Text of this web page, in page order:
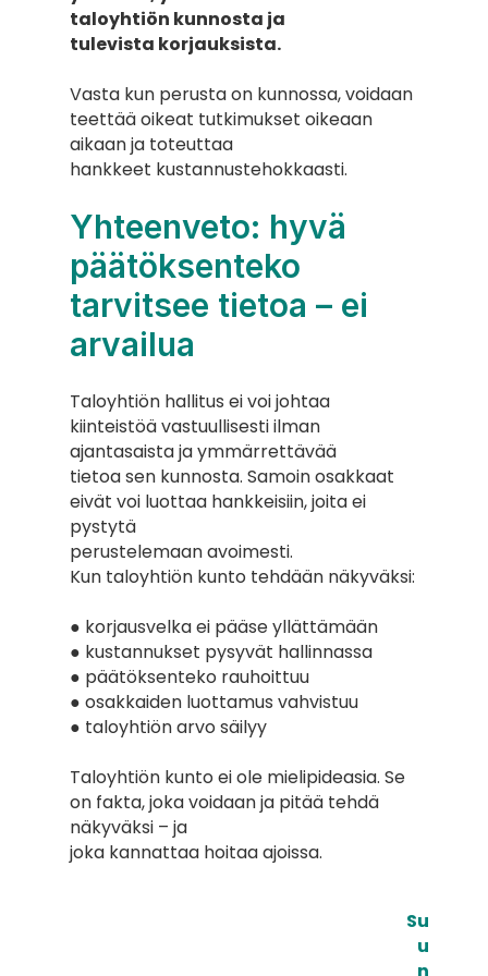
taloyhtiön kunnosta ja
tulevista korjauksista.
Vasta kun perusta on kunnossa, voidaan
teettää oikeat tutkimukset oikeaan
aikaan ja toteuttaa
hankkeet kustannustehokkaasti.
Yhteenveto: hyvä
päätöksenteko
tarvitsee tietoa – ei
arvailua
Taloyhtiön hallitus ei voi johtaa
kiinteistöä vastuullisesti ilman
ajantasaista ja ymmärrettävää
tietoa sen kunnosta. Samoin osakkaat
eivät voi luottaa hankkeisiin, joita ei
pystytä
perustelemaan avoimesti.
Kun taloyhtiön kunto tehdään näkyväksi:
● korjausvelka ei pääse yllättämään
● kustannukset pysyvät hallinnassa
● päätöksenteko rauhoittuu
● osakkaiden luottamus vahvistuu
● taloyhtiön arvo säilyy
Taloyhtiön kunto ei ole mielipideasia. Se
on fakta, joka voidaan ja pitää tehdä
näkyväksi – ja
joka kannattaa hoitaa ajoissa.
Su
u